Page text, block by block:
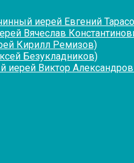
иерей Евгений
Вячеслав
Кирилл Ремизов)
Безукладников)
иерей Виктор